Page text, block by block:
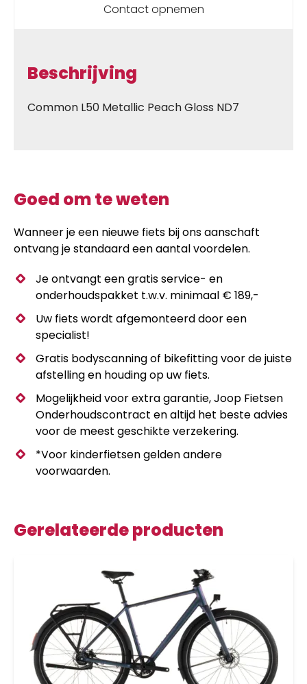
Contact opnemen
Beschrijving
Common L50 Metallic Peach Gloss ND7
Goed om te weten
Wanneer je een nieuwe fiets bij ons aanschaft
ontvang je standaard een aantal voordelen.
Je ontvangt een gratis service- en
onderhoudspakket t.w.v. minimaal € 189,-
Uw fiets wordt afgemonteerd door een
specialist!
Gratis bodyscanning of bikefitting voor de juiste
afstelling en houding op uw fiets.
Mogelijkheid voor extra garantie, Joop Fietsen
Onderhoudscontract en altijd het beste advies
voor de meest geschikte verzekering.
*Voor kinderfietsen gelden andere
voorwaarden.
Gerelateerde producten